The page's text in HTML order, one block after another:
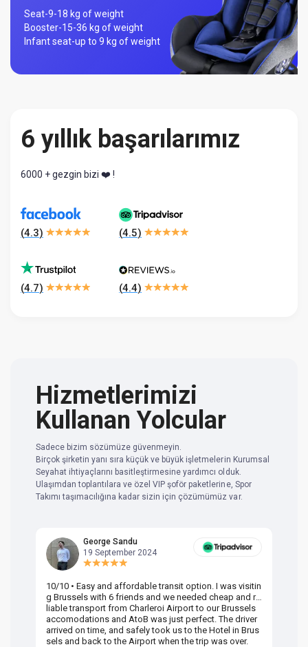
Seat-9-18 kg of weight
Booster-15-36 kg of weight
Infant seat-up to 9 kg of weight
6 yıllık başarılarımız
6000 + gezgin bizi ❤️ !
(4.3) (4.5)
(4.7) (4.4)
Hizmetlerimizi
Kullanan Yolcular
Sadece bizim sözümüze güvenmeyin.
Birçok şirketin yanı sıra küçük ve büyük işletmelerin Kurumsal
Seyahat ihtiyaçlarını basitleştirmesine yardımcı olduk.
Ulaşımdan toplantılara ve özel VIP şoför paketlerine, Spor
Takımı taşımacılığına kadar sizin için çözümümüz var.
George Sandu
19 September 2024
10/10 • Easy and affordable transit option. I was visitin
g Brussels with 6 friends and we needed cheap and re
liable transport from Charleroi Airport to our Brussels
accomodations and AtoB was just perfect. The driver
arrived on time, and safely took us to the Hotel in Brus
sels and back to the Airport when the trip was over.